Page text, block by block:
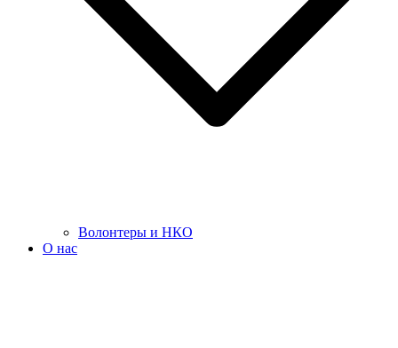
Волонтеры и НКО
О нас